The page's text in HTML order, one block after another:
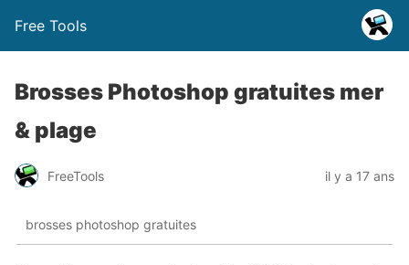
Free Tools
Brosses Photoshop gratuites mer
& plage
FreeTools il y a 17 ans
brosses photoshop gratuites